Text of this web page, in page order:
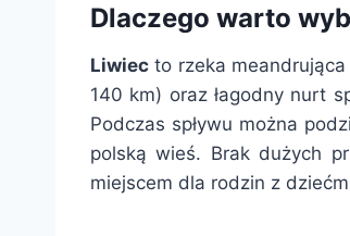
Dlaczego warto
Liwiec to rzeka
140 km) oraz łagodny nurt
Podczas spływu można
polską wieś. Brak dużych
miejscem dla rodzin z